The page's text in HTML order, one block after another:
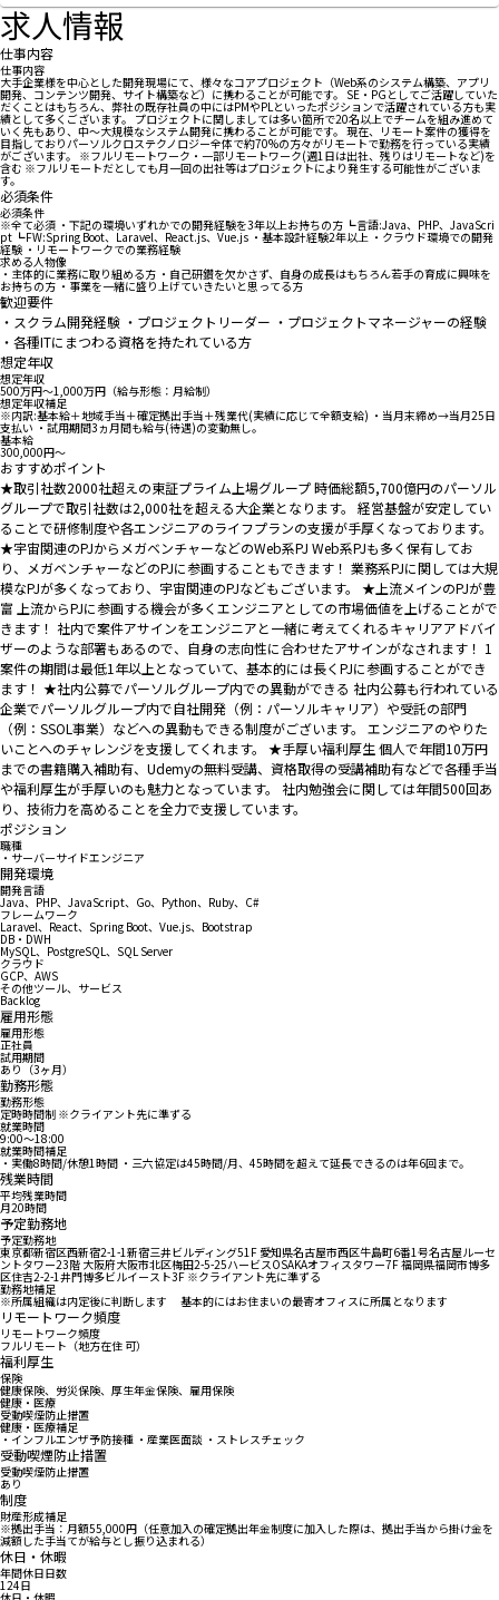
求人情報
仕事内容
仕事内容
大手企業様を中心とした開発現場にて、様々なコアプロジェクト（Web系のシステム構築、アプリ
開発、コンテンツ開発、サイト構築など）に携わることが可能です。 SE・PGとしてご活躍していた
だくことはもちろん、弊社の既存社員の中にはPMやPLといったポジションで活躍されている方も実
績として多くございます。 プロジェクトに関しましては多い箇所で20名以上でチームを組み進めて
いく先もあり、中～大規模なシステム開発に携わることが可能です。 現在、リモート案件の獲得を
目指しておりパーソルクロステクノロジー全体で約70%の方々がリモートで勤務を行っている実績
がございます。 ※フルリモートワーク・一部リモートワーク(週1日は出社、残りはリモートなど)を
含む ※フルリモートだとしても月一回の出社等はプロジェクトにより発生する可能性がございま
す。
必須条件
必須条件
※全て必須 ・下記の環境いずれかでの開発経験を3年以上お持ちの方 ┗言語:Java、PHP、JavaScri
pt ┗FW:Spring Boot、Laravel、React.js、Vue.js ・基本設計経験2年以上 ・クラウド環境での開発
経験 ・リモートワークでの業務経験
求める人物像
・主体的に業務に取り組める方 ・自己研鑽を欠かさず、自身の成長はもちろん若手の育成に興味を
お持ちの方 ・事業を一緒に盛り上げていきたいと思ってる方
歓迎要件
・スクラム開発経験 ・プロジェクトリーダー ・プロジェクトマネージャーの経験
・各種ITにまつわる資格を持たれている方
想定年収
想定年収
500万円〜1,000万円（給与形態：月給制）
想定年収補足
※内訳:基本給＋地域手当＋確定拠出手当＋残業代(実績に応じて全額支給) ・当月末締め→当月25日
支払い ・試用期間3ヵ月間も給与(待遇)の変動無し。
基本給
300,000円〜
おすすめポイント
★取引社数2000社超えの東証プライム上場グループ 時価総額5,700億円のパーソル
グループで取引社数は2,000社を超える大企業となります。 経営基盤が安定してい
ることで研修制度や各エンジニアのライフプランの支援が手厚くなっております。
★宇宙関連のPJからメガベンチャーなどのWeb系PJ Web系PJも多く保有してお
り、メガベンチャーなどのPJに参画することもできます！ 業務系PJに関しては大規
模なPJが多くなっており、宇宙関連のPJなどもございます。 ★上流メインのPJが豊
富 上流からPJに参画する機会が多くエンジニアとしての市場価値を上げることがで
きます！ 社内で案件アサインをエンジニアと一緒に考えてくれるキャリアアドバイ
ザーのような部署もあるので、自身の志向性に合わせたアサインがなされます！ 1
案件の期間は最低1年以上となっていて、基本的には長くPJに参画することができ
ます！ ★社内公募でパーソルグループ内での異動ができる 社内公募も行われている
企業でパーソルグループ内で自社開発（例：パーソルキャリア）や受託の部門
（例：SSOL事業）などへの異動もできる制度がございます。 エンジニアのやりた
いことへのチャレンジを支援してくれます。 ★手厚い福利厚生 個人で年間10万円
までの書籍購入補助有、Udemyの無料受講、資格取得の受講補助有などで各種手当
や福利厚生が手厚いのも魅力となっています。 社内勉強会に関しては年間500回あ
り、技術力を高めることを全力で支援しています。
ポジション
職種
・サーバーサイドエンジニア
開発環境
開発言語
Java、PHP、JavaScript、Go、Python、Ruby、C#
フレームワーク
Laravel、React、Spring Boot、Vue.js、Bootstrap
DB・DWH
MySQL、PostgreSQL、SQL Server
クラウド
GCP、AWS
その他ツール、サービス
Backlog
雇用形態
雇用形態
正社員
試用期間
あり（3ヶ月）
勤務形態
勤務形態
定時時間制 ※クライアント先に準ずる
就業時間
9:00〜18:00
就業時間補足
・実働8時間/休憩1時間 ・三六協定は45時間/月、45時間を超えて延長できるのは年6回まで。
残業時間
平均残業時間
月20時間
予定勤務地
予定勤務地
東京都新宿区西新宿2-1-1新宿三井ビルディング51F 愛知県名古屋市西区牛島町6番1号名古屋ルーセ
ントタワー23階 大阪府大阪市北区梅田2-5-25ハービスOSAKAオフィスタワー7F 福岡県福岡市博多
区住吉2-2-1井門博多ビルイースト3F ※クライアント先に準ずる
勤務地補足
※所属組織は内定後に判断します 基本的にはお住まいの最寄オフィスに所属となります
リモートワーク頻度
リモートワーク頻度
フルリモート（地方在住 可）
福利厚生
保険
健康保険、労災保険、厚生年金保険、雇用保険
健康・医療
受動喫煙防止措置
健康・医療補足
・インフルエンザ予防接種 ・産業医面談 ・ストレスチェック
受動喫煙防止措置
受動喫煙防止措置
あり
制度
財産形成補足
※拠出手当：月額55,000円（任意加入の確定拠出年金制度に加入した際は、拠出手当から掛け金を
減額した手当てが給与とし振り込まれる）
休日・休暇
年間休日日数
124日